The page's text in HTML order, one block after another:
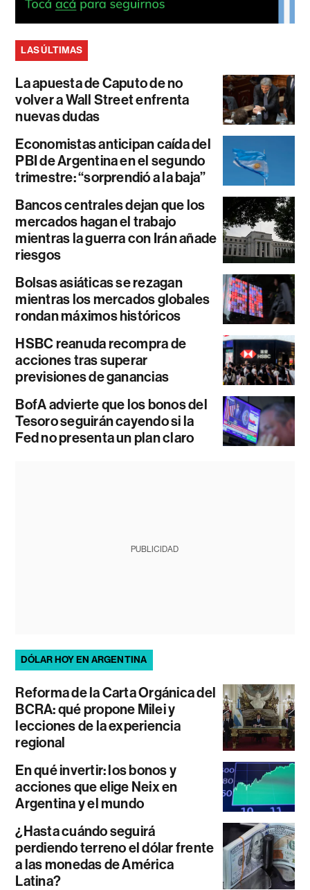
LAS ÚLTIMAS
La apuesta de Caputo de no
volver a Wall Street enfrenta
nuevas dudas
Economistas anticipan caída del
PBI de Argentina en el segundo
trimestre: “sorprendió a la baja”
Bancos centrales dejan que los
mercados hagan el trabajo
mientras la guerra con Irán añade
riesgos
Bolsas asiáticas se rezagan
mientras los mercados globales
rondan máximos históricos
HSBC reanuda recompra de
acciones tras superar
previsiones de ganancias
BofA advierte que los bonos del
Tesoro seguirán cayendo si la
Fed no presenta un plan claro
PUBLICIDAD
DÓLAR HOY EN ARGENTINA
Reforma de la Carta Orgánica del
BCRA: qué propone Milei y
lecciones de la experiencia
regional
En qué invertir: los bonos y
acciones que elige Neix en
Argentina y el mundo
¿Hasta cuándo seguirá
perdiendo terreno el dólar frente
a las monedas de América
Latina?